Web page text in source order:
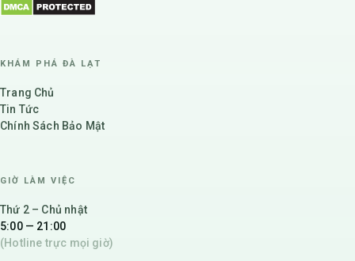
KHÁM PHÁ ĐÀ LẠT
Trang Chủ
Tin Tức
Chính Sách Bảo Mật
GIỜ LÀM VIỆC
Thứ 2 – Chủ nhật
5:00 — 21:00
(Hotline trực mọi giờ)